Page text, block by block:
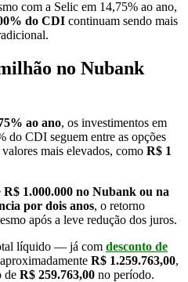
com a Selic em 14,75% ao ano,
do CDI continuam sendo mais
no Nubank
ao ano, os investimentos em
do CDI seguem entre as opções
mais elevados, como R$ 1
R$ 1.000.000 no Nubank ou na
por dois anos, o retorno
após a leve redução dos juros.
líquido — já com desconto de
R$ 1.259.763,00,
de R$ 259.763,00 no período.